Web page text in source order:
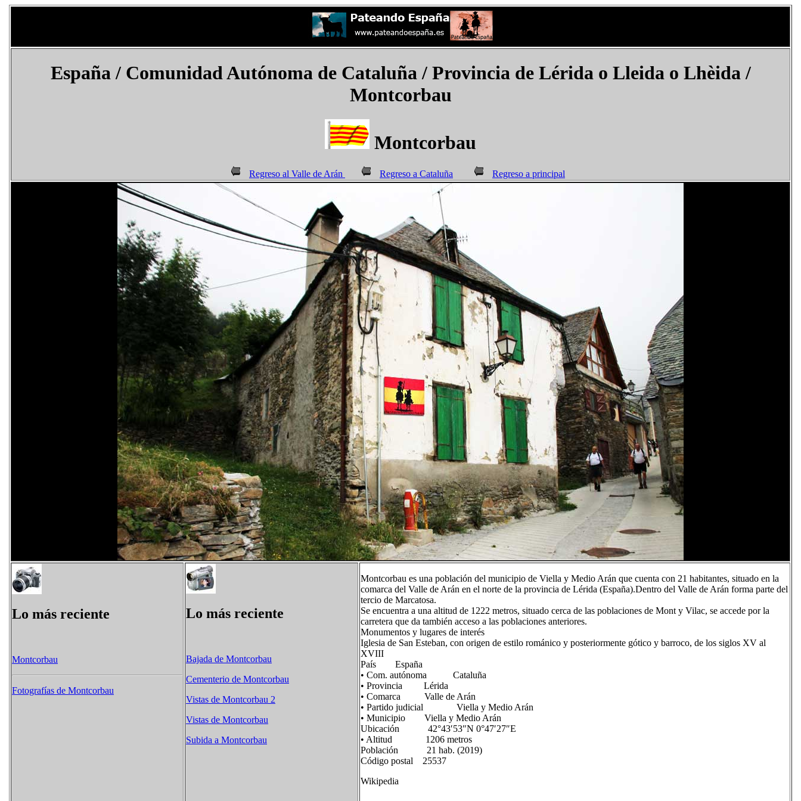
España/ Comunidad Autónoma de Cataluña / Provincia de Lérida o Lleida o Lhèida /
Montcorbau
Montcorbau
Regreso al Valle de Arán Regreso a Cataluña Regreso a principal
Lo más reciente
Montcorbau
Fotografías de Montcorbau
Lo más reciente
Bajada de Montcorbau
Cementerio de Montcorbau
Vistas de Montcorbau 2
Vistas de Montcorbau
Subida a Montcorbau
Montcorbau​ es una población del municipio de Viella y Medio Arán que cuenta con 21 habitantes, situado en la
comarca del Valle de Arán en el norte de la provincia de Lérida (España).Dentro del Valle de Arán forma parte del
tercio de Marcatosa.
Se encuentra a una altitud de 1222 metros, situado cerca de las poblaciones de Mont y Vilac, se accede por la
carretera que da también acceso a las poblaciones anteriores.
Monumentos y lugares de interés
Iglesia de San Esteban, con origen de estilo románico y posteriormente gótico y barroco, de los siglos XV al
XVIII
País España
• Com. autónoma Cataluña
• Provincia Lérida
• Comarca Valle de Arán
• Partido judicial Viella y Medio Arán
• Municipio Viella y Medio Arán
Ubicación 42°43′53″N 0°47′27″E
• Altitud 1206 metros
Población 21 hab. (2019)
Código postal 25537
Wikipedia